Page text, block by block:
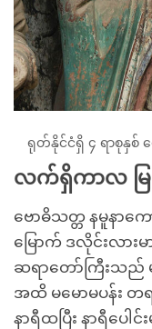
ရုတ်နိုင်ငံရှိ ၄ ရာစုနှစ် မ
လက်ရှိကာလ မြ
ဗောဓိသတ္တ နမူနာက
မြောက် ဒလိုင်းလား
ဆရာတော်ကြီးသ
အထိ မမောမပန်း
နာရီထပြီး နာရီပေါ